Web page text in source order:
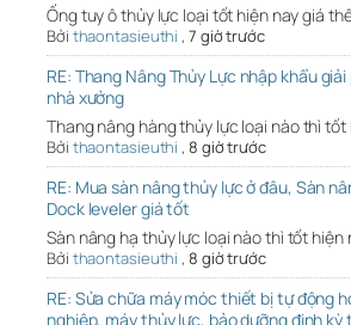
Ống tuy ô thủy lực loại tốt hiện nay giá
Bởi thaontasieuthi , 7 giờ trước
RE: Thang Nâng Thủy Lực nhập khẩu
nhà xưởng
Thang nâng hàng thủy lực loại nào thì tốt
Bởi thaontasieuthi , 8 giờ trước
RE: Mua sàn nâng thủy lực ở đâu, Sàn
Dock leveler giá tốt
Sàn nâng hạ thủy lực loại nào thì tốt hiện
Bởi thaontasieuthi , 8 giờ trước
RE: Sửa chữa máy móc thiết bị tự động
nghiệp, máy thủy lực, bảo dưỡng định